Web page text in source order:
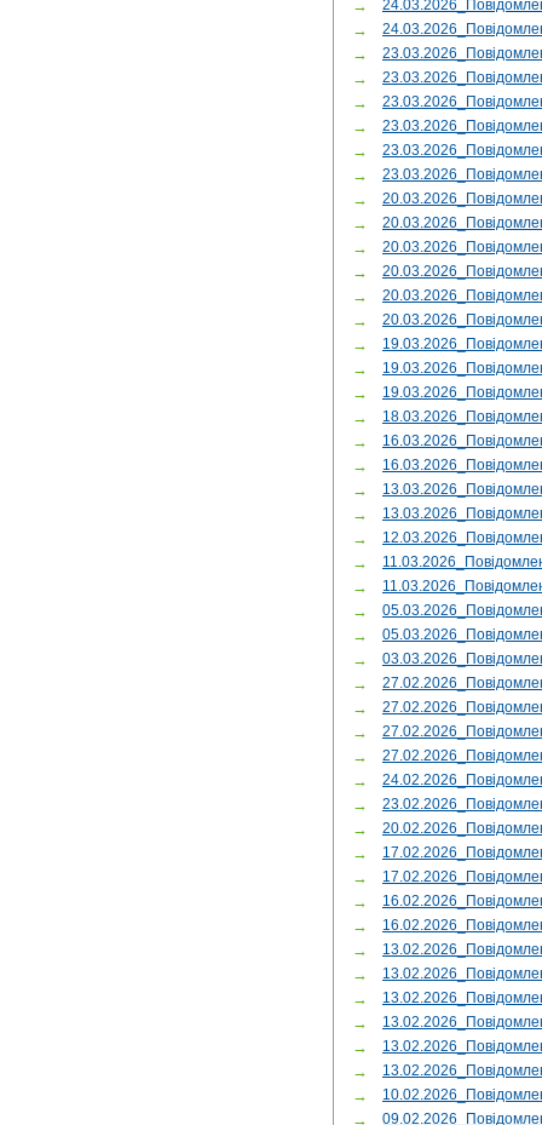
→
→
→
→
→
→
→
→
→
→
→
→
→
→
→
→
→
→
→
→
→
→
→
→
→
→
→
→
→
→
→
→
→
→
→
→
→
→
→
→
→
→
→
→
→
→
→